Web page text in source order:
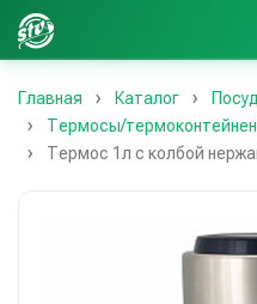
Главная Каталог
Термосы/
Термос 1л с колбой